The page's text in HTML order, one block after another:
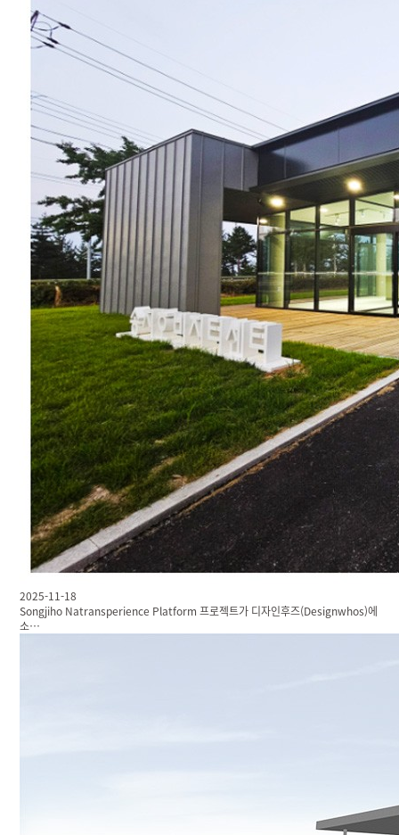
2025-11-18
Songjiho Natransperience Platform 프로젝트가 디자인후즈(Designwhos)에
소…